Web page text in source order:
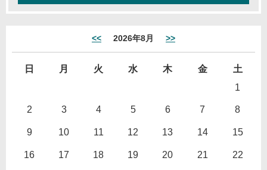
<< 2026年8月 >>
日 月 火 水 木 金
土
1
2 3 4 5 6 7 8
9 10 11 12 13 14 15
16 17 18 19 20 21 22